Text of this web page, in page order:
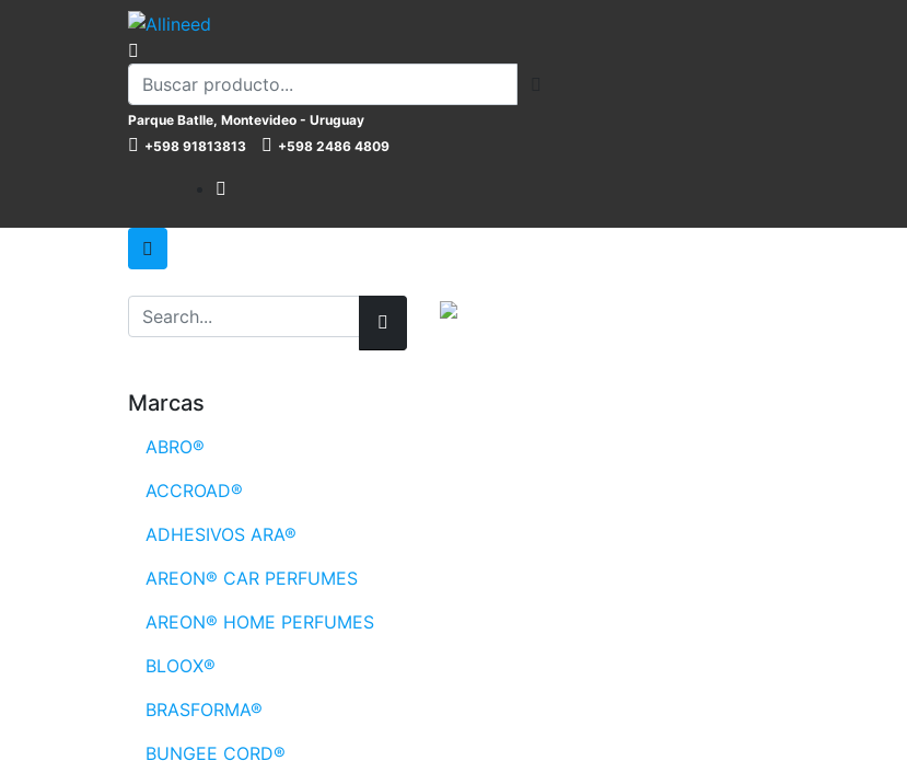
Parque Batlle, Montevideo - Uruguay
+598 91813813
+598 2486 4809
Marcas
ABRO®
ACCROAD®
ADHESIVOS ARA®
AREON® CAR PERFUMES
AREON® HOME PERFUMES
BLOOX®
BRASFORMA®
BUNGEE CORD®